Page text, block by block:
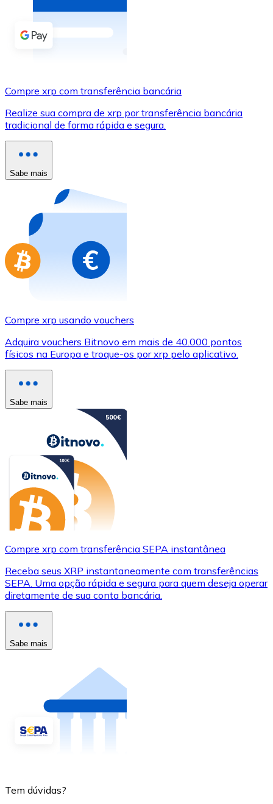
Comprar com dinheiro
Comprar com transferência bancária
Cartão de crédito / débito
Comprar com cartão
Loja - Cartões-presente
Compre cartões-presente das suas marcas favoritas
Ir para a loja de cartões-presente
Compre xrp com transferência bancária
Realize sua compra de xrp por transferência bancária
tradicional de forma rápida e segura.
Sabe mais
Compre xrp usando vouchers
Adquira vouchers Bitnovo em mais de 40.000 pontos
físicos na Europa e troque-os por xrp pelo aplicativo.
Sabe mais
Compre xrp com transferência SEPA instantânea
Receba seus XRP instantaneamente com transferências
SEPA. Uma opção rápida e segura para quem deseja operar
diretamente de sua conta bancária.
Sabe mais
Tem dúvidas?